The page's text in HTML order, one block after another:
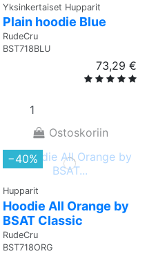
Yksinkertaiset Hupparit
Plain hoodie Blue
RudeCru
BST718BLU
73,29 €
Ostoskoriin
−40%
Hupparit
Hoodie All Orange by
BSAT Classic
RudeCru
BST718ORG